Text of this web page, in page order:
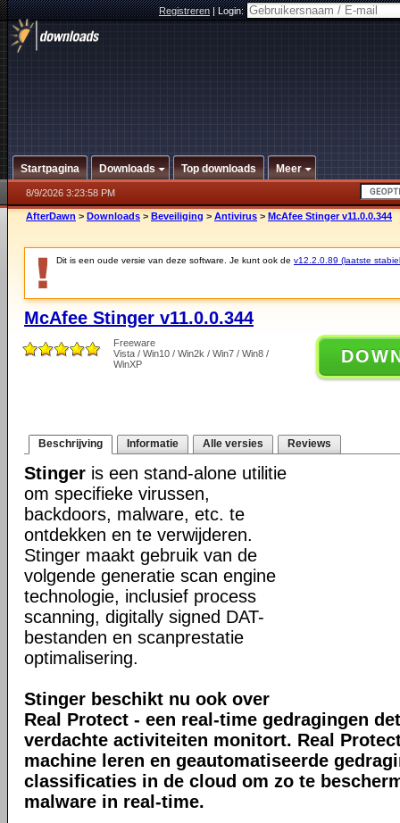
Registreren|Login:
Startpagina Downloads Top downloads Meer
8/9/2026 3:23:58 PM
AfterDawn > Downloads > Beveiliging > Antivirus > McAfee Stinger v11.0.0.344
Dit is een oude versie van deze software. Je kunt ook de v12.2.0.89 (laatste
McAfee Stinger v11.0.0.344
Freeware
Vista / Win10 / Win2k / Win7 / Win8 /
WinXP
Beschrijving Informatie Alle versies Reviews
Stinger is een stand-alone utilitie
om specifieke virussen,
backdoors, malware, etc. te
ontdekken en te verwijderen.
Stinger maakt gebruik van de
volgende generatie scan engine
technologie, inclusief process
scanning, digitally signed DAT-
bestanden en scanprestatie
optimalisering.
Stinger beschikt nu ook over
Real Protect - een real-time gedragingen
verdachte activiteiten monitort. Real
machine leren en geautomatiseerde
classificaties in de cloud om zo te
malware in real-time.